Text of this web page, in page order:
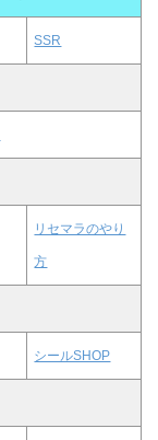
SSR
リセマラのやり
方
シールSHOP